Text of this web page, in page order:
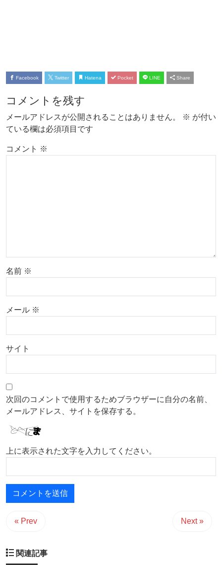
Facebook Twitter Hatena Pocket LINE Share
コメントを残す
メールアドレスが公開されることはありません。 ※ が付い
ている欄は必須項目です
コメント ※
名前 ※
メール ※
サイト
次回のコメントで使用するためブラウザーに自分の名前、
メールアドレス、サイトを保存する。
上に表示された文字を入力してください。
« Prev Next »
関連記事